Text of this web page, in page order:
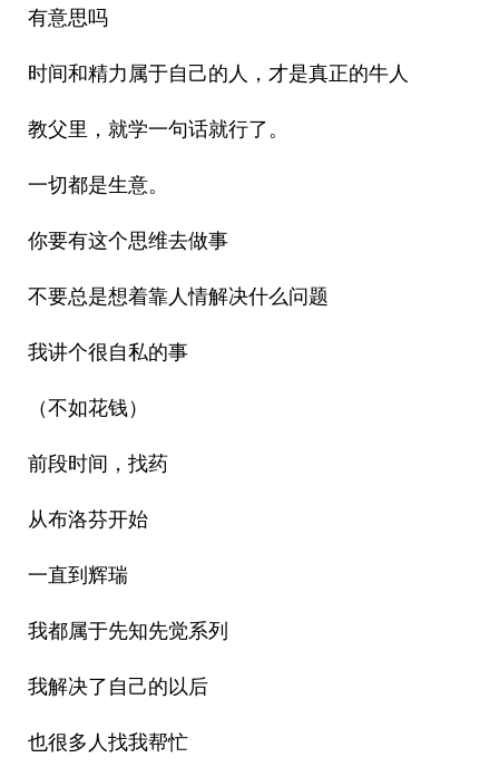
有意思吗
时间和精力属于自己的人，才是真正的牛人
教父里，就学一句话就行了。
一切都是生意。
你要有这个思维去做事
不要总是想着靠人情解决什么问题
我讲个很自私的事
（不如花钱）
前段时间，找药
从布洛芬开始
一直到辉瑞
我都属于先知先觉系列
我解决了自己的以后
也很多人找我帮忙